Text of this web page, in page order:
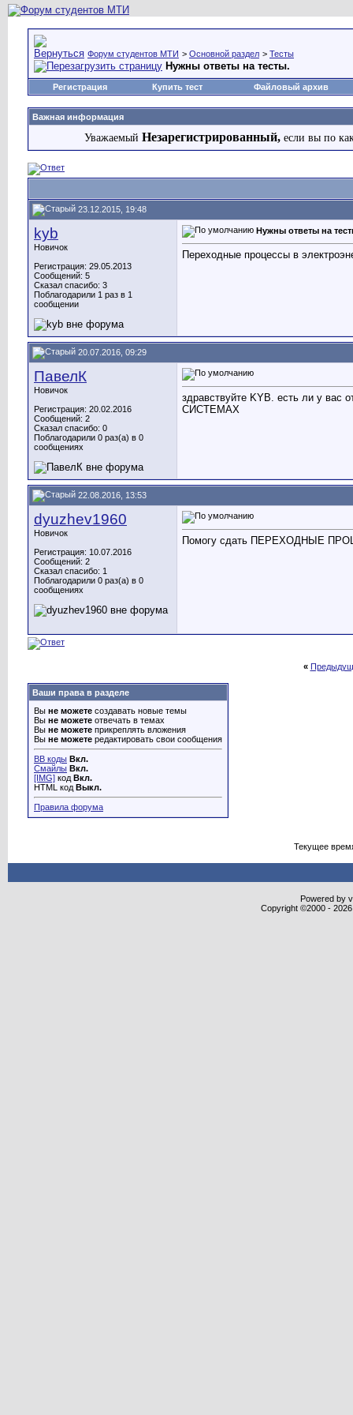
Форум студентов МТИ > Основной раздел > Тесты
Нужны ответы на тесты.
Регистрация Купить тест Файловый архив
Важная информация
Уважаемый Незарегистрированный, если вы по
23.12.2015, 19:48
kyb
Новичок
Регистрация: 29.05.2013
Сообщений: 5
Сказал спасибо: 3
Поблагодарили 1 раз в 1
сообщении
Нужны ответы на
Переходные процессы в
20.07.2016, 09:29
ПавелК
Новичок
Регистрация: 20.02.2016
Сообщений: 2
Сказал спасибо: 0
Поблагодарили 0 раз(а) в 0
сообщениях
здравствуйте KYB. есть ли у
СИСТЕМАХ
22.08.2016, 13:53
dyuzhev1960
Новичок
Регистрация: 10.07.2016
Сообщений: 2
Сказал спасибо: 1
Поблагодарили 0 раз(а) в 0
сообщениях
Помогу сдать ПЕРЕХОДНЫЕ
«
Ваши права в разделе
Вы не можете создавать новые темы
Вы не можете отвечать в темах
Вы не можете прикреплять вложения
Вы не можете редактировать свои сообщения
BB коды Вкл.
Смайлы Вкл.
[IMG] код Вкл.
HTML код Выкл.
Правила форума
Текущее
Powered by
Copyright ©2000 -